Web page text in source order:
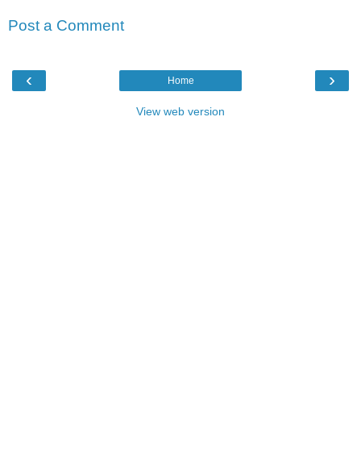
Post a Comment
‹ ›
Home
View web version